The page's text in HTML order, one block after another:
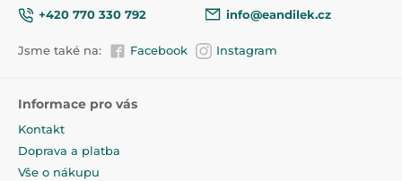
+420 770 330 792
info@eandilek.cz
Jsme také na: Facebook Instagram
Informace pro vás
Kontakt
Doprava a platba
Vše o nákupu